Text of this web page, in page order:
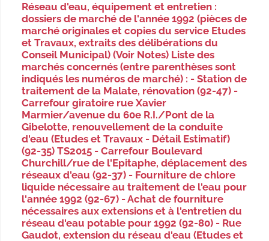
Réseau d'eau, équipement et entretien :
dossiers de marché de l'année 1992 (pièces de
marché originales et copies du service Etudes
et Travaux, extraits des délibérations du
Conseil Municipal) (Voir Notes) Liste des
marchés concernés (entre parenthèses sont
indiqués les numéros de marché) : - Station de
traitement de la Malate, rénovation (92-47) -
Carrefour giratoire rue Xavier
Marmier/avenue du 60e R.I./Pont de la
Gibelotte, renouvellement de la conduite
d'eau (Etudes et Travaux - Détail Estimatif)
(92-35) TS2015 - Carrefour Boulevard
Churchill/rue de l'Epitaphe, déplacement des
réseaux d'eau (92-37) - Fourniture de chlore
liquide nécessaire au traitement de l'eau pour
l'année 1992 (92-67) - Achat de fourniture
nécessaires aux extensions et à l'entretien du
réseau d'eau potable pour 1992 (92-80) - Rue
Gaudot, extension du réseau d'eau (Etudes et